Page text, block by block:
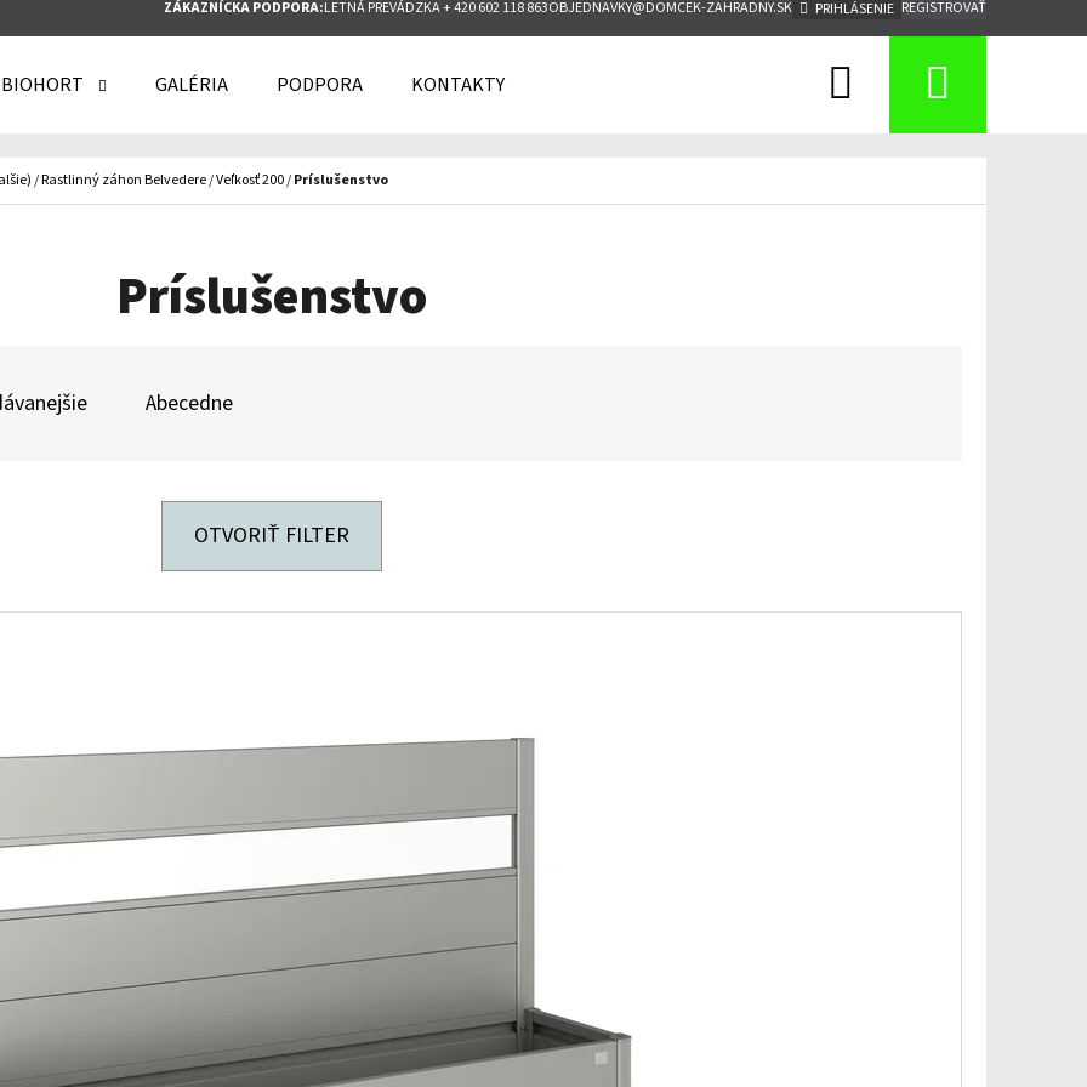
ZÁKAZNÍCKA PODPORA:LETNÁ PREVÁDZKA + 420 602 118 863OBJEDNAVKY@DOMCEK-ZAHRADNY.SK PRIHLÁSENIE REGISTROVAŤ
GALÉRIA PODPORA KONTAKTY Hľadať
/Rastlinný záhon Belvedere/Veľkosť 200/Príslušenstvo
Príslušenstvo
Abecedne
OTVORIŤ FILTER